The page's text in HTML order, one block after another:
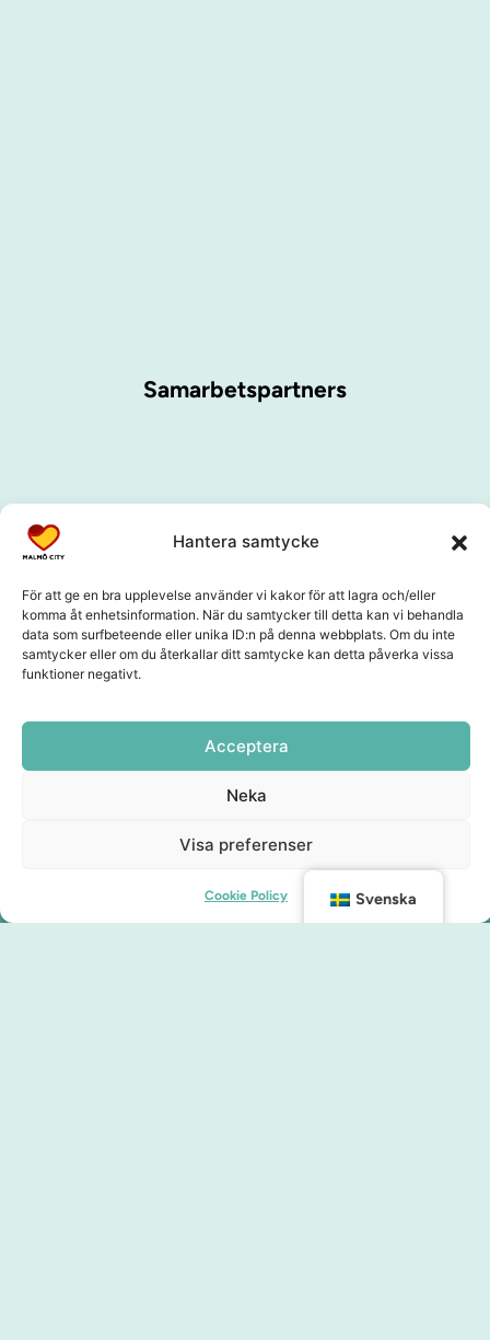
Hantera samtycke
För att ge en bra upplevelse använder vi kakor för att lagra och/eller
komma åt enhetsinformation. När du samtycker till detta kan vi behandla
data som surfbeteende eller unika ID:n på denna webbplats. Om du inte
samtycker eller om du återkallar ditt samtycke kan detta påverka vissa
funktioner negativt.
Acceptera
Neka
Visa preferenser
Cookie Policy
Samarbetspartners
Svenska